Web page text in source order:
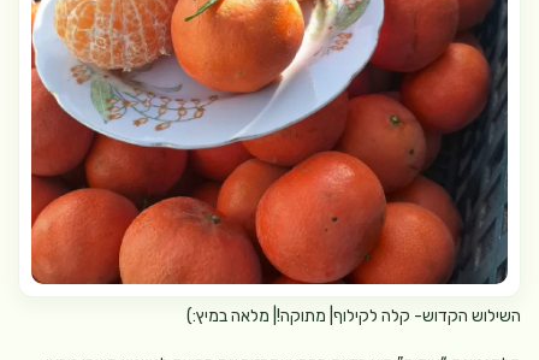
השילוש הקדוש- קלה לקילוף| מתוקה!| מלאה במיץ:)